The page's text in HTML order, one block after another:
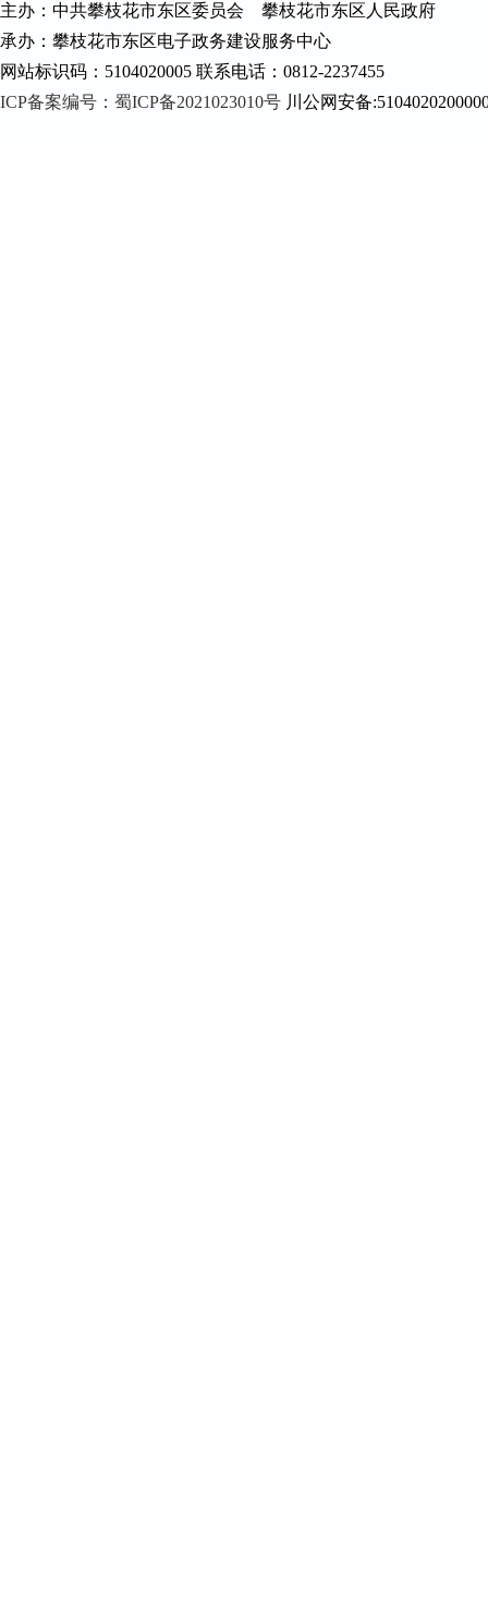
主办：中共攀枝花市东区委员会 攀枝花市东区人民政府
承办：攀枝花市东区电子政务建设服务中心
网站标识码：5104020005 联系电话：0812-2237455
ICP备案编号：蜀ICP备2021023010号 川公网安备